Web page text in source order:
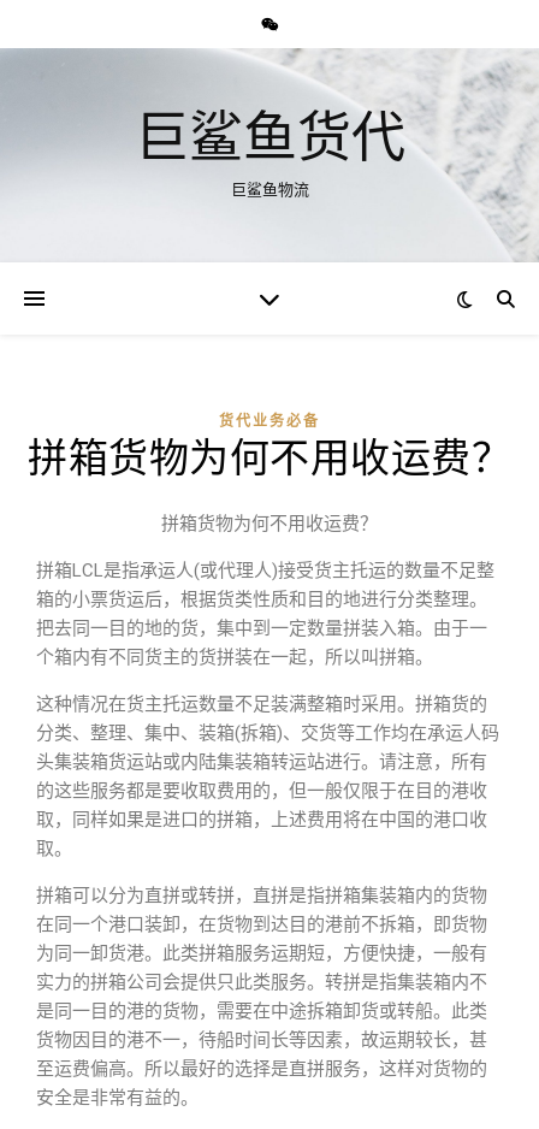
巨鲨鱼货代
巨鲨鱼物流
货代业务必备
拼箱货物为何不用收运费？
拼箱货物为何不用收运费？
拼箱LCL是指承运人(或代理人)接受货主托运的数量不足整
箱的小票货运后，根据货类性质和目的地进行分类整理。
把去同一目的地的货，集中到一定数量拼装入箱。由于一
个箱内有不同货主的货拼装在一起，所以叫拼箱。
这种情况在货主托运数量不足装满整箱时采用。拼箱货的
分类、整理、集中、装箱(拆箱)、交货等工作均在承运人码
头集装箱货运站或内陆集装箱转运站进行。请注意，所有
的这些服务都是要收取费用的，但一般仅限于在目的港收
取，同样如果是进口的拼箱，上述费用将在中国的港口收
取。
拼箱可以分为直拼或转拼，直拼是指拼箱集装箱内的货物
在同一个港口装卸，在货物到达目的港前不拆箱，即货物
为同一卸货港。此类拼箱服务运期短，方便快捷，一般有
实力的拼箱公司会提供只此类服务。转拼是指集装箱内不
是同一目的港的货物，需要在中途拆箱卸货或转船。此类
货物因目的港不一，待船时间长等因素，故运期较长，甚
至运费偏高。所以最好的选择是直拼服务，这样对货物的
安全是非常有益的。